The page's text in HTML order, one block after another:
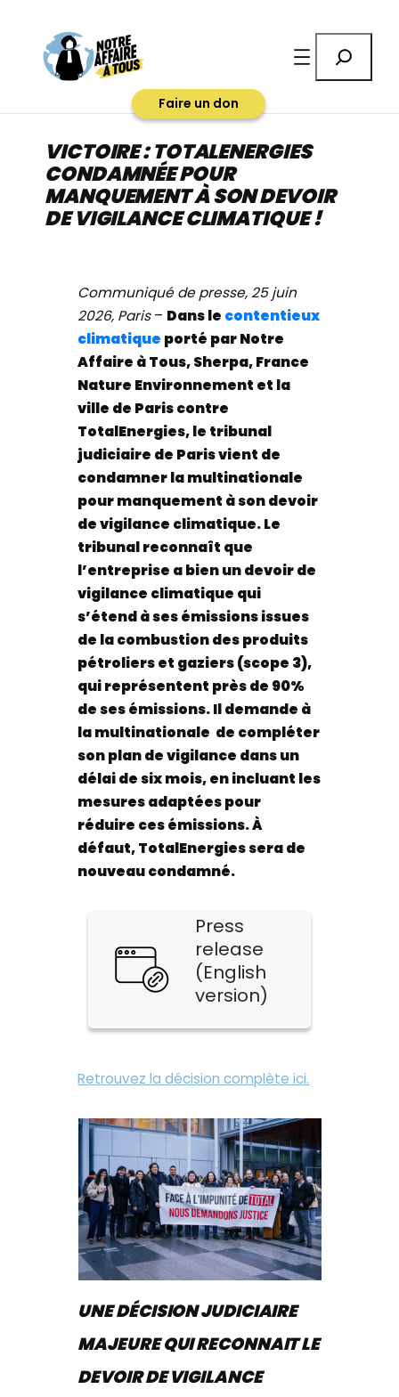
contenu
Faire un don
VICTOIRE : TOTALENERGIES
CONDAMNÉE POUR
MANQUEMENT À SON DEVOIR
DE VIGILANCE CLIMATIQUE !
Communiqué de presse, 25 juin
2026, Paris– Dans le contentieux
climatique porté par Notre
Affaire à Tous, Sherpa, France
Nature Environnement et la
ville de Paris contre
TotalEnergies, le tribunal
judiciaire de Paris vient de
condamner la multinationale
pour manquement à son devoir
de vigilance climatique. Le
tribunal reconnaît que
l’entreprise a bien un devoir de
vigilance climatique qui
s’étend à ses émissions issues
de la combustion des produits
pétroliers et gaziers (scope 3),
qui représentent près de 90%
de ses émissions. Il demande à
la multinationale de compléter
son plan de vigilance dans un
délai de six mois, en incluant les
mesures adaptées pour
réduire ces émissions. À
défaut, TotalEnergies sera de
nouveau condamné.
Press
release
(English
version)
Retrouvez la décision complète ici.
UNE DÉCISION JUDICIAIRE
MAJEURE QUI RECONNAIT LE
DEVOIR DE VIGILANCE